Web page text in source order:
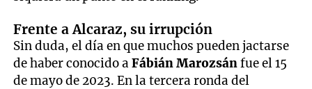
Frente a Alcaraz, su irrupción
Sin duda, el día en que muchos pueden jactarse
de haber conocido aFábián Marozsánfue el 15
de mayo de 2023. En la tercera ronda del